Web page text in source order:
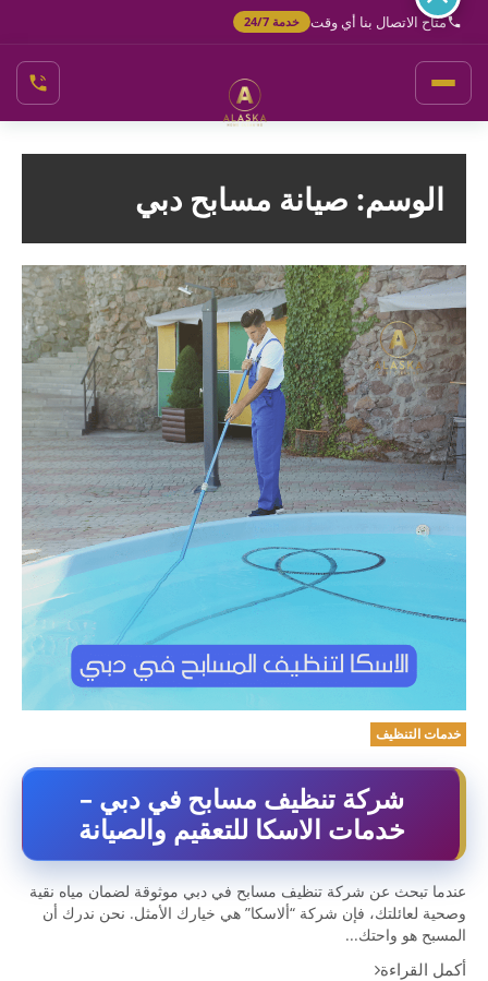
تخطي
المحتوى
متاح الاتصال بنا أي وقت خدمة 24/7
الوسم: صيانة مسابح دبي
خدمات التنظيف
شركة تنظيف مسابح في دبي –
خدمات الاسكا للتعقيم والصيانة
عندما تبحث عن شركة تنظيف مسابح في دبي موثوقة لضمان مياه نقية
وصحية لعائلتك، فإن شركة “ألاسكا” هي خيارك الأمثل. نحن ندرك أن
المسبح هو واحتك...
أكمل القراءة